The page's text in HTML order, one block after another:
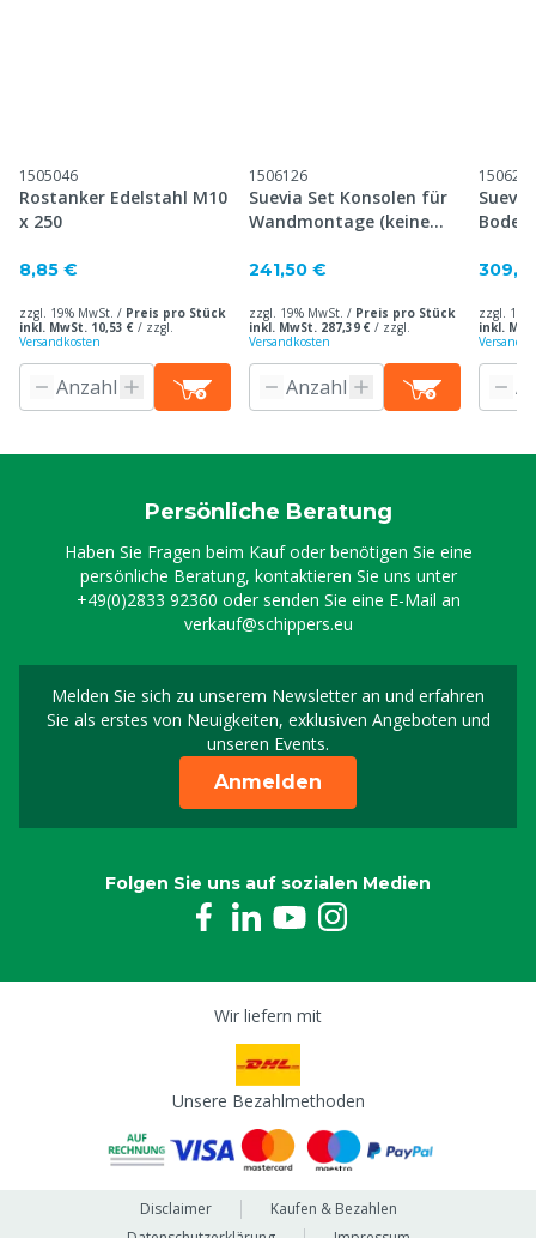
1505046
Rostanker Edelstahl M10
x 250
8,85 €
zzgl. 19% MwSt. / Preis pro Stück
inkl. MwSt. 10,53 € / zzgl.
Versandkosten
1506126
Suevia Set Konsolen für
Wandmontage (keine
241,50 €
zzgl. 19% MwSt. / Preis pro Stück
inkl. MwSt. 287,39 € / zzgl.
Versandkosten
1506223
zzgl.
inkl.
Persönliche Beratung
Haben Sie Fragen beim Kauf oder benötigen Sie eine
persönliche Beratung, kontaktieren Sie uns unter
+49(0)2833 92360 oder senden Sie eine E-Mail an
verkauf@schippers.eu
Melden Sie sich zu unserem Newsletter an und erfahren
Sie als erstes von Neuigkeiten, exklusiven Angeboten und
unseren Events.
Melden Sie sich für
Anmelden
Folgen Sie uns auf sozialen Medien
Wir liefern mit
Unsere Bezahlmethoden
Disclaimer
Kaufen & Bezahlen